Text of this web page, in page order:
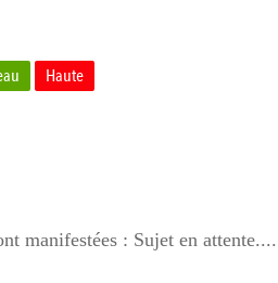
Haute
manifestées : Sujet en attente....